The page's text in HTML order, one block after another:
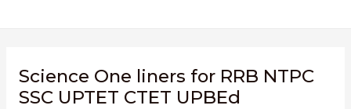
Science One liners for RRB NTPC
SSC UPTET CTET UPBEd